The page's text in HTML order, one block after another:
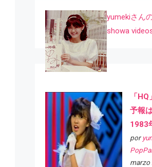
yumekiさん
showa
「
予報
1983
por
marzo